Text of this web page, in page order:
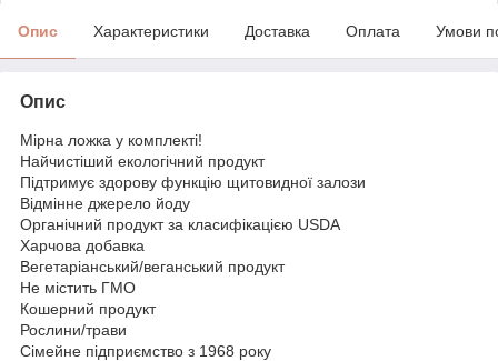
Опис Характеристики Доставка Оплата Умови
Опис
Мірна ложка у комплекті!
Найчистіший екологічний продукт
Підтримує здорову функцію щитовидної залози
Відмінне джерело йоду
Органічний продукт за класифікацією USDA
Харчова добавка
Вегетаріанський/веганський продукт
Не містить ГМО
Кошерний продукт
Рослини/трави
Сімейне підприємство з 1968 року